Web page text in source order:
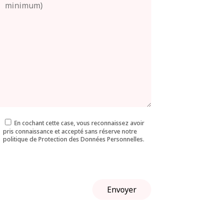
En cochant cette case, vous reconnaissez avoir
pris connaissance et accepté sans réserve notre
politique de Protection des Données Personnelles.